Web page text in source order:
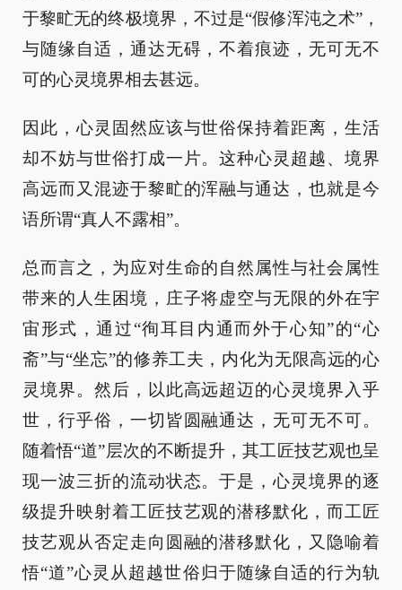
于黎甿无的终极境界，不过是“假修浑沌之术”，
与随缘自适，通达无碍，不着痕迹，无可无不
可的心灵境界相去甚远。
因此，心灵固然应该与世俗保持着距离，生活
却不妨与世俗打成一片。这种心灵超越、境界
高远而又混迹于黎甿的浑融与通达，也就是今
语所谓“真人不露相”。
总而言之，为应对生命的自然属性与社会属性
带来的人生困境，庄子将虚空与无限的外在宇
宙形式，通过“徇耳目内通而外于心知”的“心
斋”与“坐忘”的修养工夫，内化为无限高远的心
灵境界。然后，以此高远超迈的心灵境界入乎
世，行乎俗，一切皆圆融通达，无可无不可。
随着悟“道”层次的不断提升，其工匠技艺观也呈
现一波三折的流动状态。于是，心灵境界的逐
级提升映射着工匠技艺观的潜移默化，而工匠
技艺观从否定走向圆融的潜移默化，又隐喻着
悟“道”心灵从超越世俗归于随缘自适的行为轨